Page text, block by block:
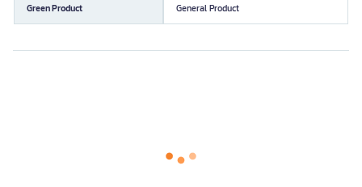
Green Product General Product